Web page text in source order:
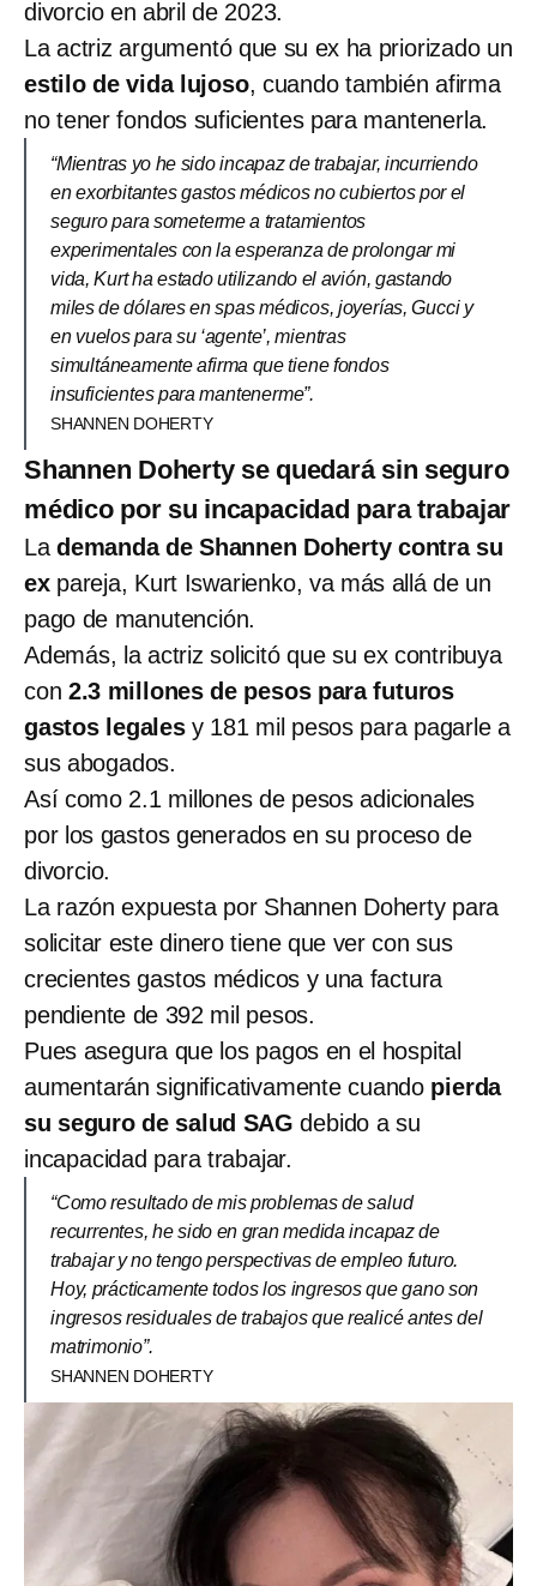
divorcio en abril de 2023.
La actriz argumentó que su ex ha priorizado un
estilo de vida lujoso, cuando también afirma
no tener fondos suficientes para mantenerla.
“Mientras yo he sido incapaz de trabajar, incurriendo
en exorbitantes gastos médicos no cubiertos por el
seguro para someterme a tratamientos
experimentales con la esperanza de prolongar mi
vida, Kurt ha estado utilizando el avión, gastando
miles de dólares en spas médicos, joyerías, Gucci y
en vuelos para su ‘agente’, mientras
simultáneamente afirma que tiene fondos
insuficientes para mantenerme”.
SHANNEN DOHERTY
Shannen Doherty se quedará sin seguro
médico por su incapacidad para trabajar
La demanda de Shannen Doherty contra su
expareja, Kurt Iswarienko, va más allá de un
pago de manutención.
Además, la actriz solicitó que su ex contribuya
con 2.3 millones de pesos para futuros
gastos legalesy 181 mil pesos para pagarle a
sus abogados.
Así como 2.1 millones de pesos adicionales
por los gastos generados en su proceso de
divorcio.
La razón expuesta por Shannen Doherty para
solicitar este dinero tiene que ver con sus
crecientes gastos médicos y una factura
pendiente de 392 mil pesos.
Pues asegura que los pagos en el hospital
aumentarán significativamente cuando pierda
su seguro de salud SAG debido a su
incapacidad para trabajar.
“Como resultado de mis problemas de salud
recurrentes, he sido en gran medida incapaz de
trabajar y no tengo perspectivas de empleo futuro.
Hoy, prácticamente todos los ingresos que gano son
ingresos residuales de trabajos que realicé antes del
matrimonio”.
SHANNEN DOHERTY